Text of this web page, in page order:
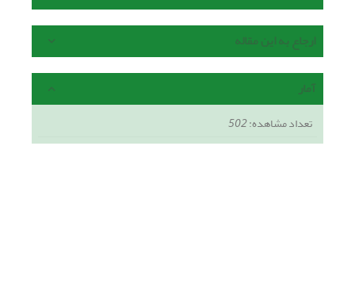
ارجاع به این مقاله
آمار
تعداد مشاهده:502